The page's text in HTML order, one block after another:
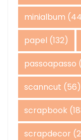
minialbum
papel (132)
passoapasso
scanncut (56)
scrapbook
scrapdecor